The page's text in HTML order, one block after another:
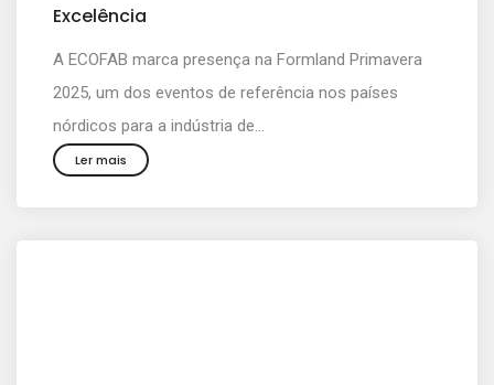
Excelência
A ECOFAB marca presença na Formland Primavera
2025, um dos eventos de referência nos países
nórdicos para a indústria de...
Ler mais